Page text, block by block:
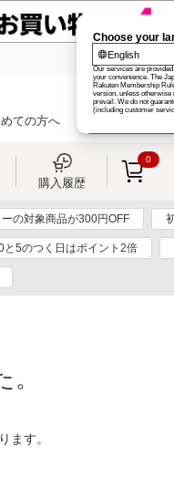
ての方へ
購入履歴
0
の対象商品が300円OFF
と5のつく日はポイント2倍
ます。